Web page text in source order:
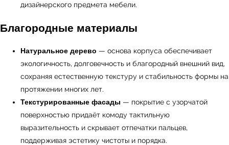
дизайнерского предмета мебели.
Благородные материалы
Натуральное дерево — основа корпуса обеспечивает
экологичность, долговечность и благородный внешний вид,
сохраняя естественную текстуру и стабильность формы на
протяжении многих лет.
Текстурированные фасады — покрытие с узорчатой
поверхностью придаёт комоду тактильную
выразительность и скрывает отпечатки пальцев,
поддерживая эстетику чистоты и порядка.